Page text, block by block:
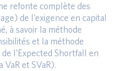
refonte complète des
de l’exigence en capital
à savoir la méthode
et la méthode
l’Expected Shortfall en
et SVaR).